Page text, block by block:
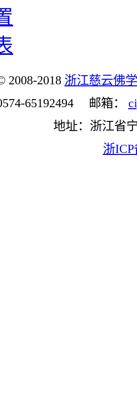
2008-2018 浙江慈云佛
65192494 邮箱：
地址：浙江省
浙ICP